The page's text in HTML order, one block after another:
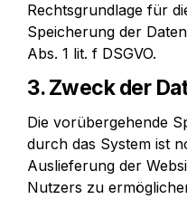
Rechtsgrundlage für
Speicherung der
Abs. 1 lit. f DSGVO.
3. Zweck der
Die vorübergehende
durch das System ist
Auslieferung der
Nutzers zu